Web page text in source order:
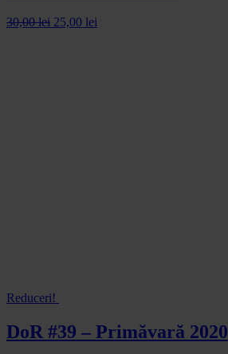
30,00lei 25,00 lei
Reduceri!
DoR #39 – Primăvară 2020